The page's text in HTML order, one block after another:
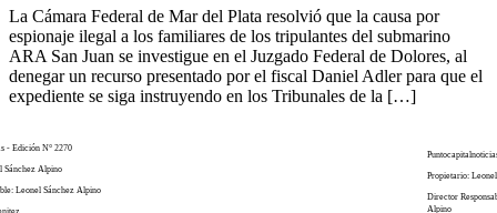
La Cámara Federal de Mar del Plata resolvió que la causa por
espionaje ilegal a los familiares de los tripulantes del submarino
ARA San Juan se investigue en el Juzgado Federal de Dolores, al
denegar un recurso presentado por el fiscal Daniel Adler para que el
expediente se siga instruyendo en los Tribunales de la […]
- Edición N° 2270
Sánchez Alpino
Leonel Sánchez Alpino
Propietario:
Director
Alpino